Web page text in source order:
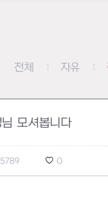
전체 자유
모셔봅니다
5789 0